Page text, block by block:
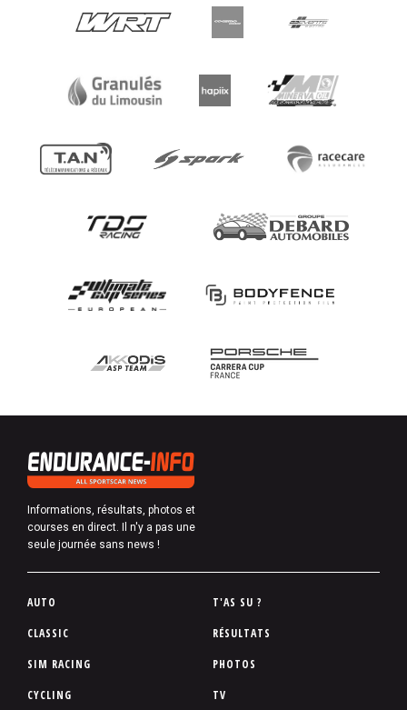
Informations, résultats, photos et
courses en direct. Il n'y a pas une
seule journée sans news !
P
d
d
AUTO
CLASSIC
SIM RACING
CYCLING
T'AS SU ?
RÉSULTATS
PHOTOS
TV